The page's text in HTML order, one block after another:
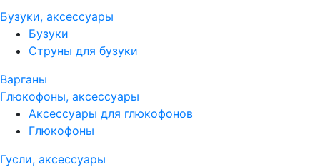
Бузуки, аксессуары
Бузуки
Струны для бузуки
Варганы
Глюкофоны, аксессуары
Аксессуары для глюкофонов
Глюкофоны
Гусли, аксессуары